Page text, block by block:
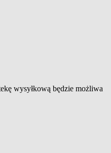
wysyłkową będzie możliwa